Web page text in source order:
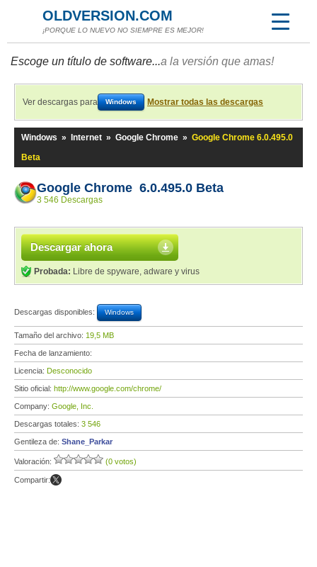
OLDVERSION.COM
¡PORQUE LO NUEVO NO SIEMPRE ES MEJOR!
Escoge un título de software...a la versión que amas!
Ver descargas para Windows Mostrar todas las descargas
Windows » Internet » Google Chrome » Google Chrome 6.0.495.0
Beta
Google Chrome 6.0.495.0 Beta
3 546 Descargas
Descargar ahora
Probada: Libre de spyware, adware y virus
Descargas disponibles: Windows
Tamaño del archivo: 19,5 MB
Fecha de lanzamiento:
Licencia: Desconocido
Sitio oficial: http://www.google.com/chrome/
Company: Google, Inc.
Descargas totales: 3 546
Gentileza de: Shane_Parkar
Valoración: (0 votos)
Compartir: